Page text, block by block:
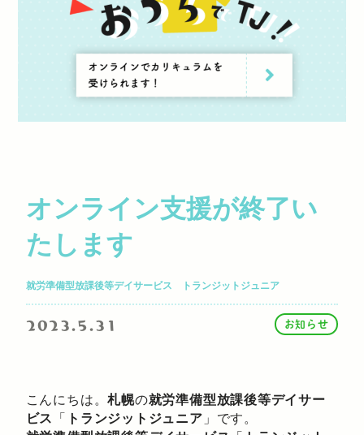
オンライン支援が終了い
たします
就労準備型放課後等デイサービス トランジットジュニア
2023.5.31 お知らせ
こんにちは。札幌の就労準備型放課後等デイサー
ビス 「 トランジットジュニア 」です。